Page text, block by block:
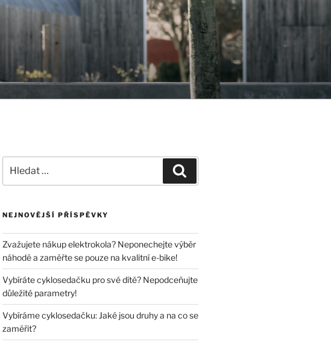
NEJNOVĚJŠÍ PŘÍSPĚVKY
Zvažujete nákup elektrokola? Neponechejte výběr
náhodě a zaměřte se pouze na kvalitní e-bike!
Vybíráte cyklosedačku pro své dítě? Nepodceňujte
důležité parametry!
Vybíráme cyklosedačku: Jaké jsou druhy a na co se
zaměřit?